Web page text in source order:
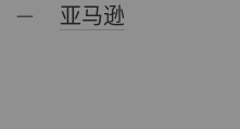
亚马逊